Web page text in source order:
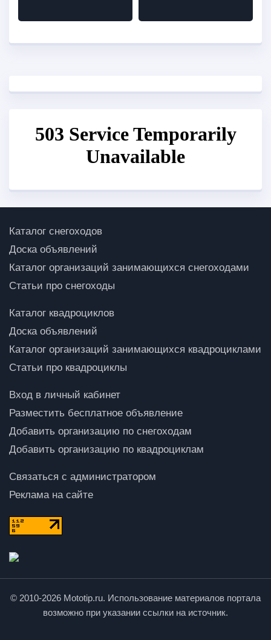
Каталог снегоходов
Доска объявлений
Каталог организаций занимающихся снегоходами
Статьи про снегоходы
Каталог квадроциклов
Доска объявлений
Каталог организаций занимающихся квадроциклами
Статьи про квадроциклы
Вход в личный кабинет
Разместить бесплатное объявление
Добавить организацию по снегоходам
Добавить организацию по квадроциклам
Связаться с администратором
Реклама на сайте
© 2010-2026 Mototip.ru. Использование материалов портала
возможно при указании ссылки на источник.